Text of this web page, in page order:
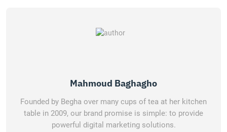
Mahmoud Baghagho
Founded by Begha over many cups of tea at her kitchen
table in 2009, our brand promise is simple: to provide
powerful digital marketing solutions.